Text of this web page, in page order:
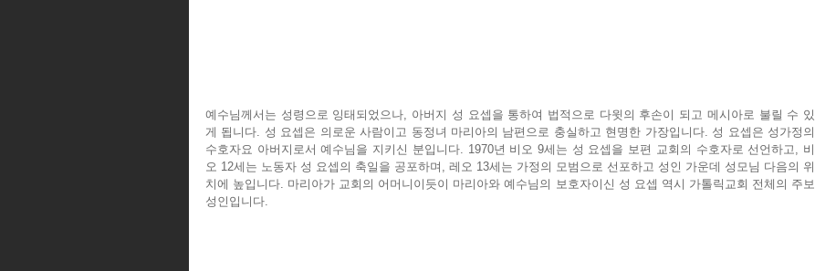
예수님께서는 성령으로 잉태되었으나, 아버지 성 요셉을 통하여 법적으로 다윗의 후손이 되고 메시아로 불릴 수 있
게 됩니다. 성 요셉은 의로운 사람이고 동정녀 마리아의 남편으로 충실하고 현명한 가장입니다. 성 요셉은 성가정의
수호자요 아버지로서 예수님을 지키신 분입니다. 1970년 비오 9세는 성 요셉을 보편 교회의 수호자로 선언하고, 비
오 12세는 노동자 성 요셉의 축일을 공포하며, 레오 13세는 가정의 모범으로 선포하고 성인 가운데 성모님 다음의 위
치에 높입니다. 마리아가 교회의 어머니이듯이 마리아와 예수님의 보호자이신 성 요셉 역시 가톨릭교회 전체의 주보
성인입니다.